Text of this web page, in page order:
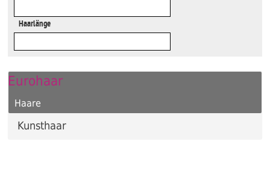
Haarlänge
Eurohaar
Haare
Kunsthaar